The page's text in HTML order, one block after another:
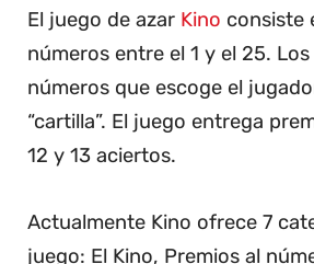
El juego de azar Kino consiste
números entre el 1 y el 25.
números que escoge el
“cartilla”. El juego entrega
12 y 13 aciertos.
Actualmente Kino ofrece 7
juego: El Kino, Premios al